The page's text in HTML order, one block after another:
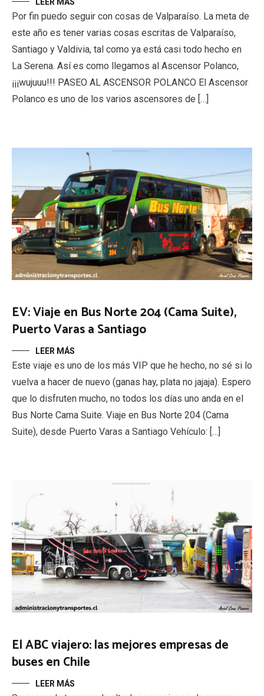
Por fin puedo seguir con cosas de Valparaíso. La meta de
este año es tener varias cosas escritas de Valparaíso,
Santiago y Valdivia, tal como ya está casi todo hecho en
La Serena. Así es como llegamos al Ascensor Polanco,
¡¡¡wujuuu!!! PASEO AL ASCENSOR POLANCO El Ascensor
Polanco es uno de los varios ascensores de […]
EV: Viaje en Bus Norte 204 (Cama Suite),
Puerto Varas a Santiago
LEER MÁS
Este viaje es uno de los más VIP que he hecho, no sé si lo
vuelva a hacer de nuevo (ganas hay, plata no jajaja). Espero
que lo disfruten mucho, no todos los días uno anda en el
Bus Norte Cama Suite. Viaje en Bus Norte 204 (Cama
Suite), desde Puerto Varas a Santiago Vehículo: […]
El ABC viajero: las mejores empresas de
buses en Chile
LEER MÁS